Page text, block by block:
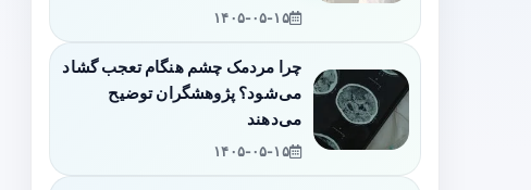
۱۴۰۵-۰۵-۱۵
چرا مردمک چشم هنگام تعجب گشاد
می‌شود؟ پژوهشگران توضیح
می‌دهند
۱۴۰۵-۰۵-۱۵